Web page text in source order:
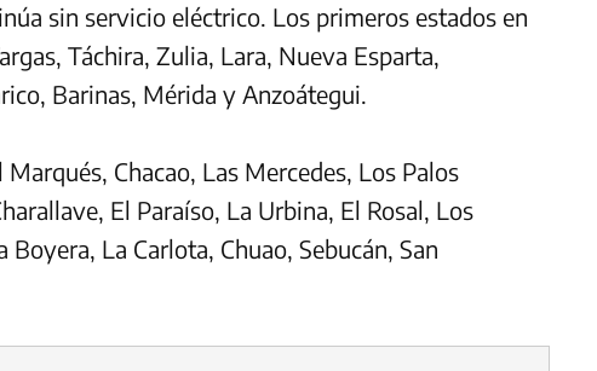
sin servicio eléctrico. Los primeros estados en
Táchira, Zulia, Lara, Nueva Esparta,
Barinas, Mérida y Anzoátegui.
Chacao, Las Mercedes, Los Palos
El Paraíso, La Urbina, El Rosal, Los
La Carlota, Chuao, Sebucán, San